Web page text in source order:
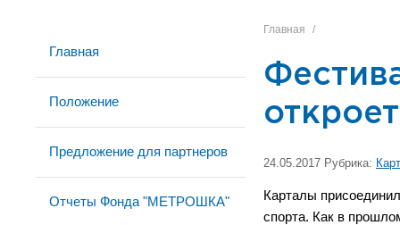
Главная
Положение
Предложение для партнеров
Отчеты Фонда "МЕТРОШКА"
Главная /
24.05.2017 Рубрика:
Карталы
спорта. Как в